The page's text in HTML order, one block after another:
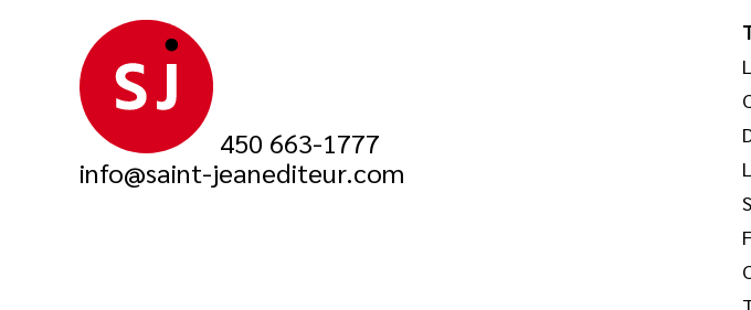
450 663-1777
info@saint-jeanediteur.com